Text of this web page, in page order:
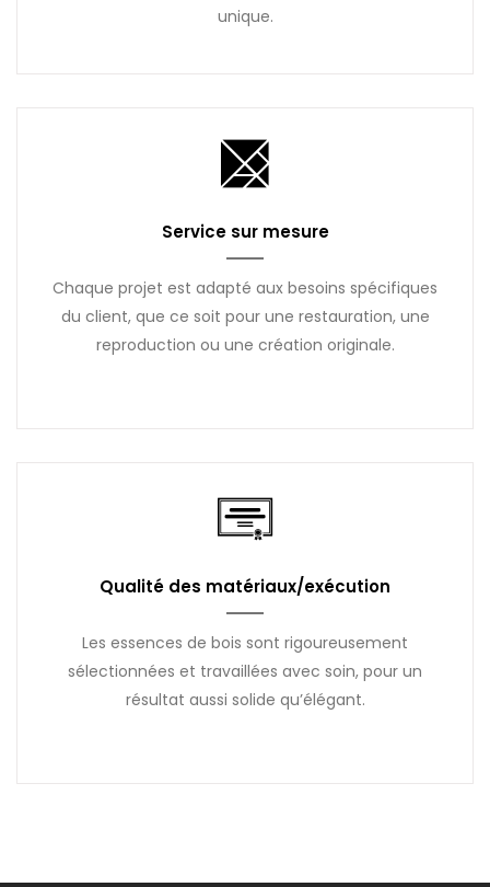
unique.
Service sur mesure
Chaque projet est adapté aux besoins spécifiques
du client, que ce soit pour une restauration, une
reproduction ou une création originale.
Qualité des matériaux/exécution
Les essences de bois sont rigoureusement
sélectionnées et travaillées avec soin, pour un
résultat aussi solide qu’élégant.